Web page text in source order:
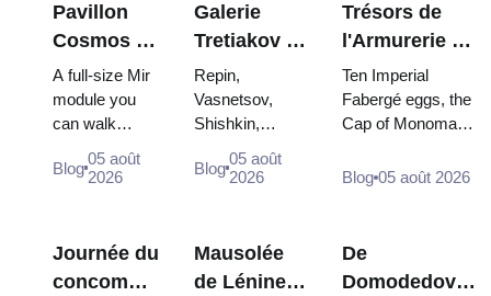
Pavillon
Cosmos à
VDNKh : À
l'intérieur
de la plus
grande
exposition
Russie
A full-size Mir
module you
can walk
Energia–Buran
descent
Blog05 août
2026
Galerie
Tretiakov :
Les chefs-
d'œuvre à
ne pas
manquer
Repin,
Vasnetsov,
Shishkin,
and Surikov —
where they
Blog05 août
2026
Trésors de
l'Armurerie du
Kremlin :
œufs Fabergé,
trônes et
couronnement
Ten Imperial
Fabergé eggs, the
Cap of Monomakh,
of two boy tsars
Catherine...
Blog 05 août 2026
Journée du
concombre
Mausolée
de Lénine :
De
Domodedovo